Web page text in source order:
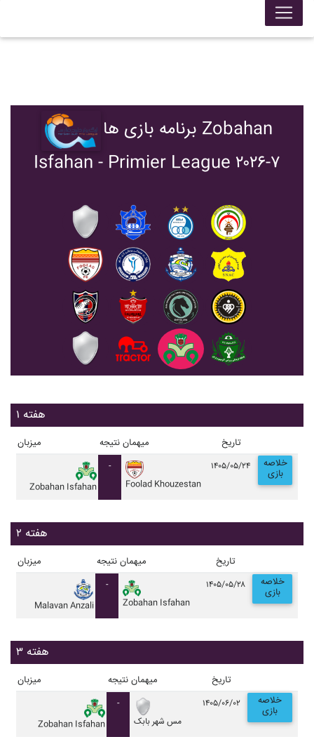
برنامه بازی ها Zobahan
Isfahan - Primier League ۲۰۲۶-۷
هفته ۱
میزبان نتیجه میهمان تاریخ
Zobahan Isfahan
-
Foolad Khouzestan
۱۴۰۵/۰۵/۲۴ خلاصه
بازی
هفته ۲
میزبان نتیجه میهمان تاریخ
Malavan Anzali
-
Zobahan Isfahan
۱۴۰۵/۰۵/۲۸ خلاصه
بازی
هفته ۳
میزبان نتیجه میهمان تاریخ
Zobahan Isfahan
-
مس شهر بابک
۱۴۰۵/۰۶/۰۲ خلاصه
بازی